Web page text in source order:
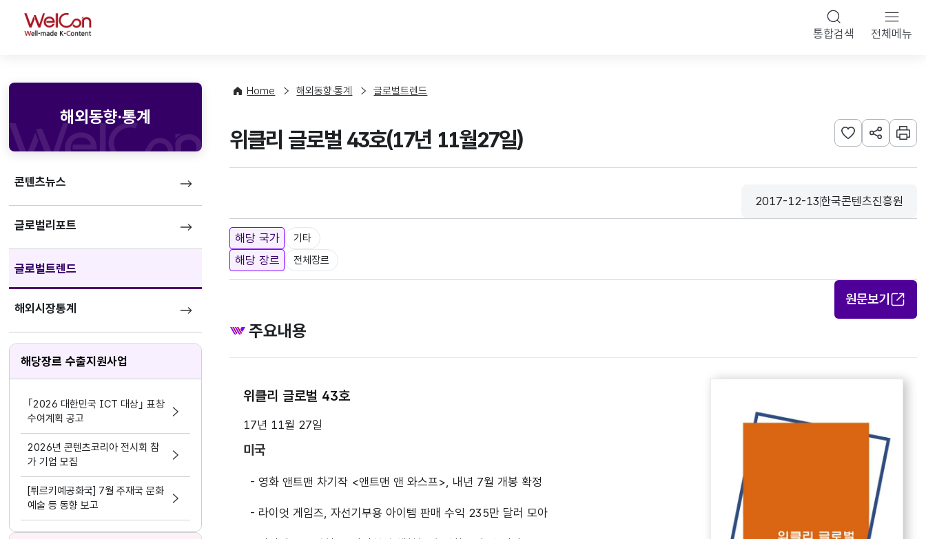
WelCon 통합검색 전체메뉴
해외동향·통계
콘텐츠뉴스
글로벌리포트
글로벌트렌드
해외시장통계
해당장르 수출지원사업
｢2026 대한민국 ICT 대상｣ 표창
수여계획 공고
2026년 콘텐츠코리아 전시회 참
가 기업 모집
[튀르키예공화국] 7월 주재국 문화
예술 등 동향 보고
Home 해외동향·통계 글로벌트렌드
위클리 글로벌 43호(17년 11월27일) 관심사 등록하기
URL 공유하
인쇄
등록일
2017-12-13
수집기관
한국콘텐츠진흥원
해당 국가 기타
해당 장르 전체장르
원문보기
주요내용
위클리 글로벌 43호
17년 11월 27일
미국
- 영화 앤트맨 차기작 <앤트맨 앤 와스프>, 내년 7월 개봉 확정
- 라이엇 게임즈, 자선기부용 아이템 판매 수익 235만 달러 모아